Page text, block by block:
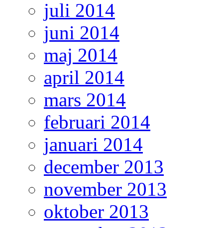
juli 2014
juni 2014
maj 2014
april 2014
mars 2014
februari 2014
januari 2014
december 2013
november 2013
oktober 2013